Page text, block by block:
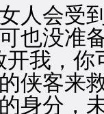
会受到
也没准
我，
客来
分，未